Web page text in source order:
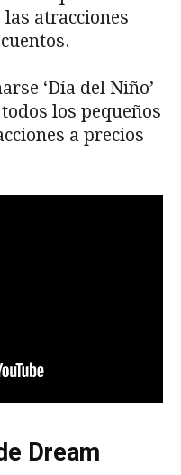
atracciones
‘Día del Niño’
los pequeños
a precios
Dream